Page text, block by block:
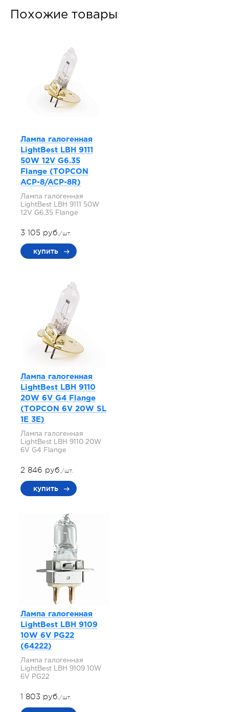
Похожие товары
Лампа галогенная
LightBest LBH 9111
50W 12V G6.35
Flange (TOPCON
ACP-8/ACP-8R)
Лампа галогенная
LightBest LBH 9111 50W
12V G6.35 Flange
3 105 руб./шт.
купить
Лампа галогенная
LightBest LBH 9110
20W 6V G4 Flange
(TOPCON 6V 20W SL
1E 3E)
Лампа галогенная
LightBest LBH 9110 20W
6V G4 Flange
2 846 руб./шт.
купить
Лампа галогенная
LightBest LBH 9109
10W 6V PG22
(64222)
Лампа галогенная
LightBest LBH 9109 10W
6V PG22
1 803 руб./шт.